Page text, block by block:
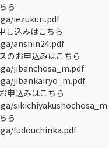
ら
iezukuri.pdf
し込みはこちら
anshin24.pdf
のお申込みはこちら
jibanchosa_m.pdf
jibankairyo_m.pdf
申込みはこちら
ら
fudouchinka.pdf